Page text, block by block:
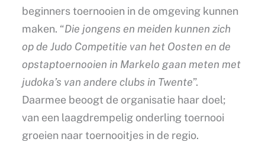
beginners toernooien in de omgeving kunnen
maken. “Die jongens en meiden kunnen zich
op de Judo Competitie van het Oosten en de
opstaptoernooien in Markelo gaan meten met
judoka’s van andere clubs in Twente”.
Daarmee beoogt de organisatie haar doel;
van een laagdrempelig onderling toernooi
groeien naar toernooitjes in de regio.